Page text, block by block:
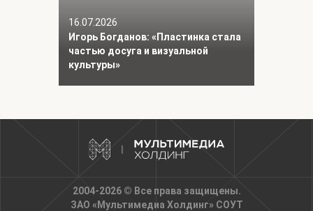
16.07.2026
Игорь Богданов: «Пластинка стала
частью досуга и визуальной
культуры»
2004-2026 © Все права защищены.
ЗАО «Мультимедиа Холдинг» СОУТ